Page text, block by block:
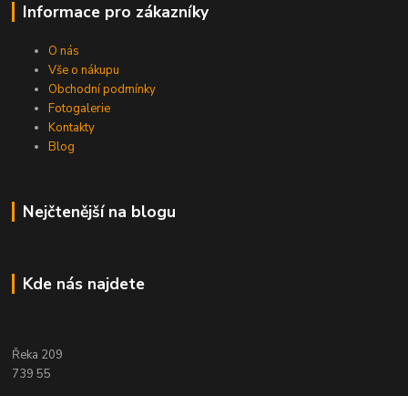
Informace pro zákazníky
O nás
Vše o nákupu
Obchodní podmínky
Fotogalerie
Kontakty
Blog
Nejčtenější na blogu
Kde nás najdete
Řeka 209
739 55